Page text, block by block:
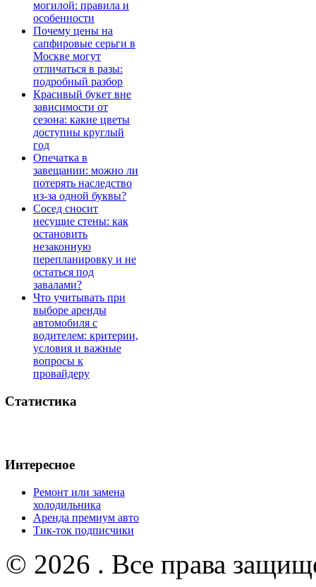
могилой: правила и
особенности
Почему цены на
сапфировые серьги в
Москве могут
отличаться в разы:
подробный разбор
Красивый букет вне
зависимости от
сезона: какие цветы
доступны круглый
год
Опечатка в
завещании: можно ли
потерять наследство
из-за одной буквы?
Сосед сносит
несущие стены: как
остановить
незаконную
перепланировку и не
остаться под
завалами?
Что учитывать при
выборе аренды
автомобиля с
водителем: критерии,
условия и важные
вопросы к
провайдеру
Статистика
Интересное
Ремонт или замена
холодильника
Аренда премиум авто
Тик-ток подписчики
© 2026 . Все права